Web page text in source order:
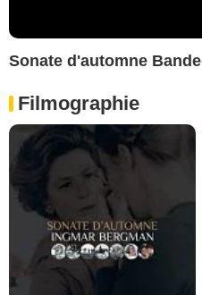
Sonate d'automne
Filmographie